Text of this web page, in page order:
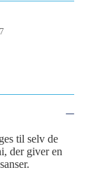
til selv de
der giver en